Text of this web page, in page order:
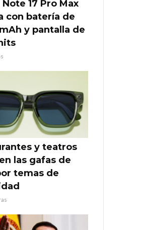
17 Pro Max
con batería de
y pantalla de
y teatros
las gafas de
temas de